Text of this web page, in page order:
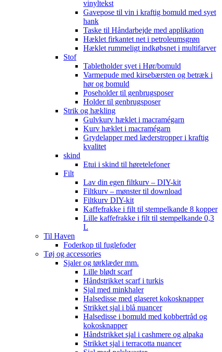
vinyltekst
Gavepose til vin i kraftig bomuld med syet
hank
Taske til Håndarbejde med applikation
Hæklet firkantet net i petroleumsgrøn
Hæklet rummeligt indkøbsnet i multifarver
Stof
Tabletholder syet i Hør/bomuld
Varmepude med kirsebærsten og betræk i
hør og bomuld
Poseholder til genbrugsposer
Holder til genbrugsposer
Strik og hækling
Gulvkurv hæklet i macramégarn
Kurv hæklet i macramégarn
Grydelapper med læderstropper i kraftig
kvalitet
skind
Etui i skind til høretelefoner
Filt
Lav din egen filtkurv – DIY-kit
Filtkurv – mønster til download
Filtkurv DIY-kit
Kaffefrakke i filt til stempelkande 8 kopper
Lille kaffefrakke i filt til stempelkande 0,3
L
Til Haven
Foderkop til fuglefoder
Tøj og accessories
Sjaler og tørklæder mm.
Lille blødt scarf
Håndstrikket scarf i turkis
Sjal med minkhaler
Halsedisse med glaseret kokosknapper
Strikket sjal i blå nuancer
Halsedisse i bomuld med kobbertråd og
kokosknapper
Håndstrikket sjal i cashmere og alpaka
Strikket sjal i terracotta nuancer